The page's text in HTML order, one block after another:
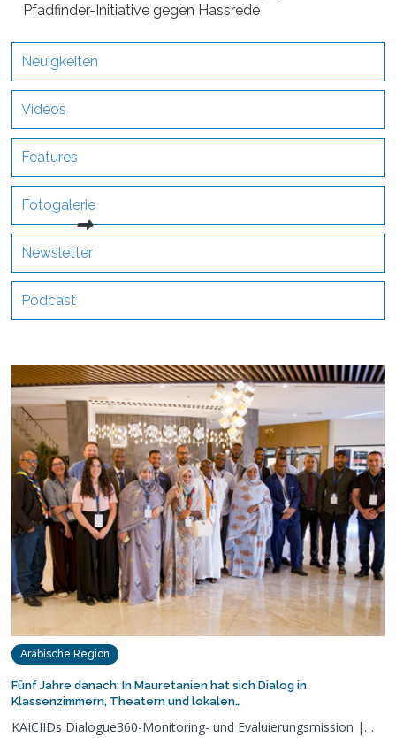
Pfadfinder-Initiative gegen Hassrede
Neuigkeiten
Videos
Features
Fotogalerie
Newsletter
Podcast
Arabische Region
Fünf Jahre danach: In Mauretanien hat sich Dialog in
Klassenzimmern, Theatern und lokalen…
KAICIIDs Dialogue360-Monitoring- und Evaluierungsmission |…